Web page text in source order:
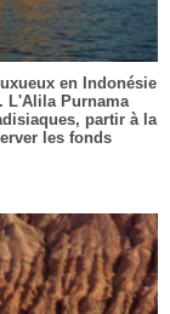
en Indonésie
L'Alila Purnama
partir à la
les fonds